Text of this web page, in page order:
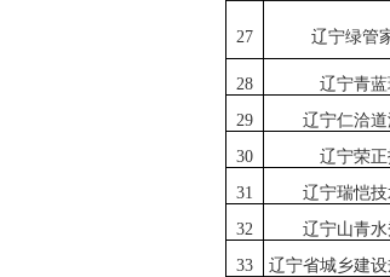
27 辽宁绿管
28 辽宁青
29
辽宁仁洽
30
辽宁荣
31
辽宁瑞恺
32
辽宁山青
33
辽宁省城乡建